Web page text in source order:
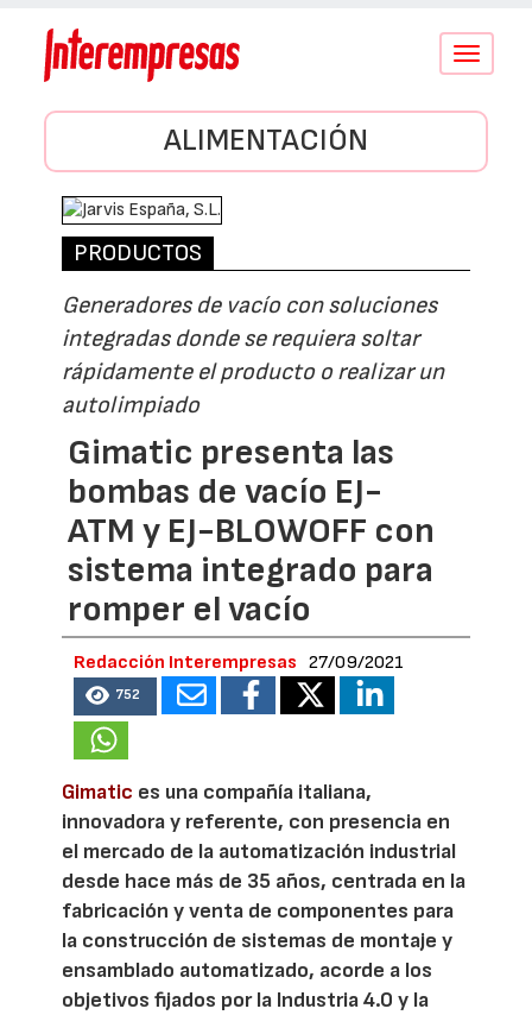
Conmutar
ALIMENTACIÓN
PRODUCTOS
Generadores de vacío con soluciones
integradas donde se requiera soltar
rápidamente el producto o realizar un
autolimpiado
Gimatic presenta las
bombas de vacío EJ-
ATM y EJ-BLOWOFF con
sistema integrado para
romper el vacío
Redacción Interempresas 27/09/2021
752
Gimatic es una compañía italiana,
innovadora y referente, con presencia en
el mercado de la automatización industrial
desde hace más de 35 años, centrada en la
fabricación y venta de componentes para
la construcción de sistemas de montaje y
ensamblado automatizado, acorde a los
objetivos fijados por la Industria 4.0 y la